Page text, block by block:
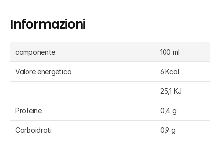
Informazioni
componente 100 ml
Valore energetico 6 Kcal
25,1 KJ
Proteine 0,4 g
Carboidrati 0,9 g